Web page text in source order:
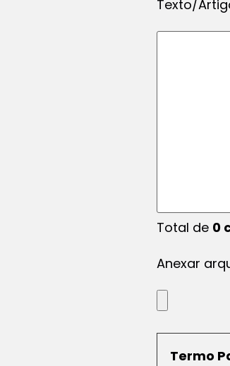
Texto/
Total de 0
Anexar
Termo